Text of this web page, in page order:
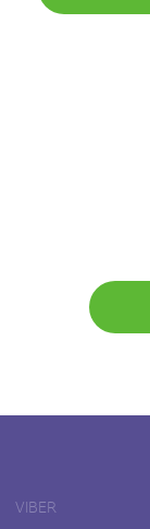
VIBER